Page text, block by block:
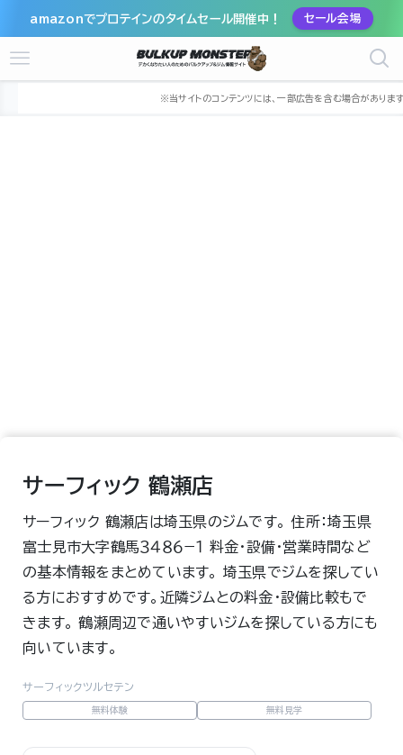
amazonでプロテインのタイムセール開催中！ セール会場
埼玉県 富士見市
サーフィック 鶴瀬店
サーフィック 鶴瀬店は埼玉県のジムです。 住所：埼玉県
富士見市大字鶴馬３４８６−１ 料金・設備・営業時間など
の基本情報をまとめています。 埼玉県でジムを探してい
る方におすすめです。近隣ジムとの料金・設備比較もで
きます。 鶴瀬周辺で通いやすいジムを探している方にも
向いています。
サーフィックツルセテン
無料体験 無料見学